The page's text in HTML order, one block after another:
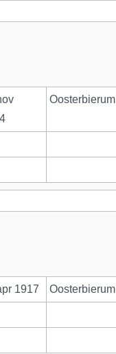
Oosterbierum
1917 Oosterbierum